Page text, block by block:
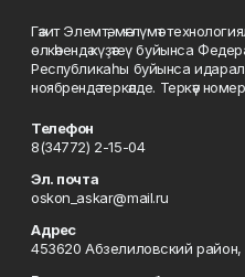
Гәзит Элемтә, мәғлүмәт
өлкәһендә күҙәтеү буйынса
Республикаһы буйынса
ноябрендә теркәлде. Теркәү
Телефон
8(34772) 2-15-04
Эл. почта
oskon_askar@mail.ru
Адрес
453620 Абзелиловский район,